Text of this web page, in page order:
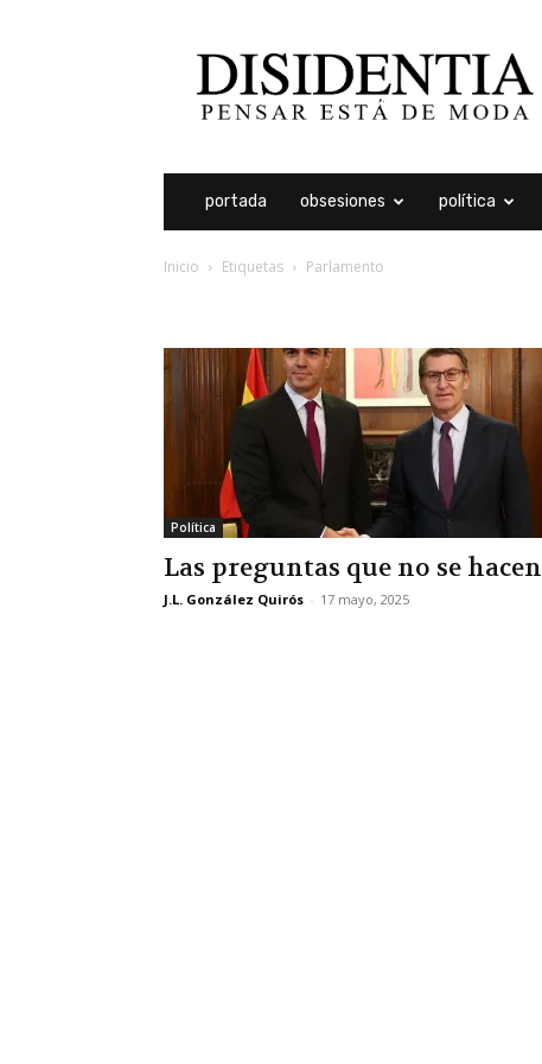
portada obsesiones política
Inicio Etiquetas Parlamento
Política
Las preguntas que no se hacen
J.L. González Quirós - 17 mayo, 2025